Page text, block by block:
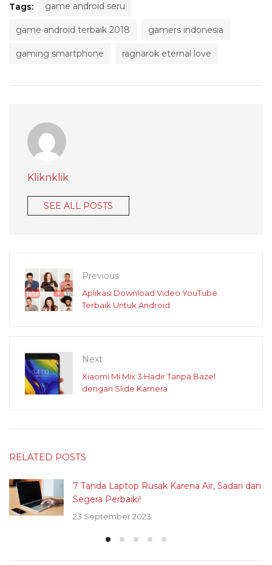
Tags: game android seru
game android terbaik 2018 gamers indonesia
gaming smartphone ragnarok eternal love
Kliknklik
SEE ALL POSTS
Previous
Aplikasi Download Video YouTube
Terbaik Untuk Android
Next
Xiaomi Mi Mix 3 Hadir Tanpa Bazel
dengan Slide Kamera
RELATED POSTS
7 Tanda Laptop Rusak Karena Air, Sadari dan
Segera Perbaiki!
23 September 2023